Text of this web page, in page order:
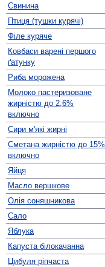
Свинина
Птиця (тушки курячі)
Філе куряче
Ковбаси варені першого
ґатунку
Риба морожена
Молоко пастеризоване
жирністю до 2,6%
включно
Сири м'які жирні
Сметана жирністю до 15%
включно
Яйця
Масло вершкове
Олія соняшникова
Сало
Яблука
Капуста білокачанна
Цибуля ріпчаста